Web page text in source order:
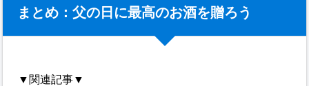
まとめ：父の日に最高のお酒を贈ろう
▼関連記事▼